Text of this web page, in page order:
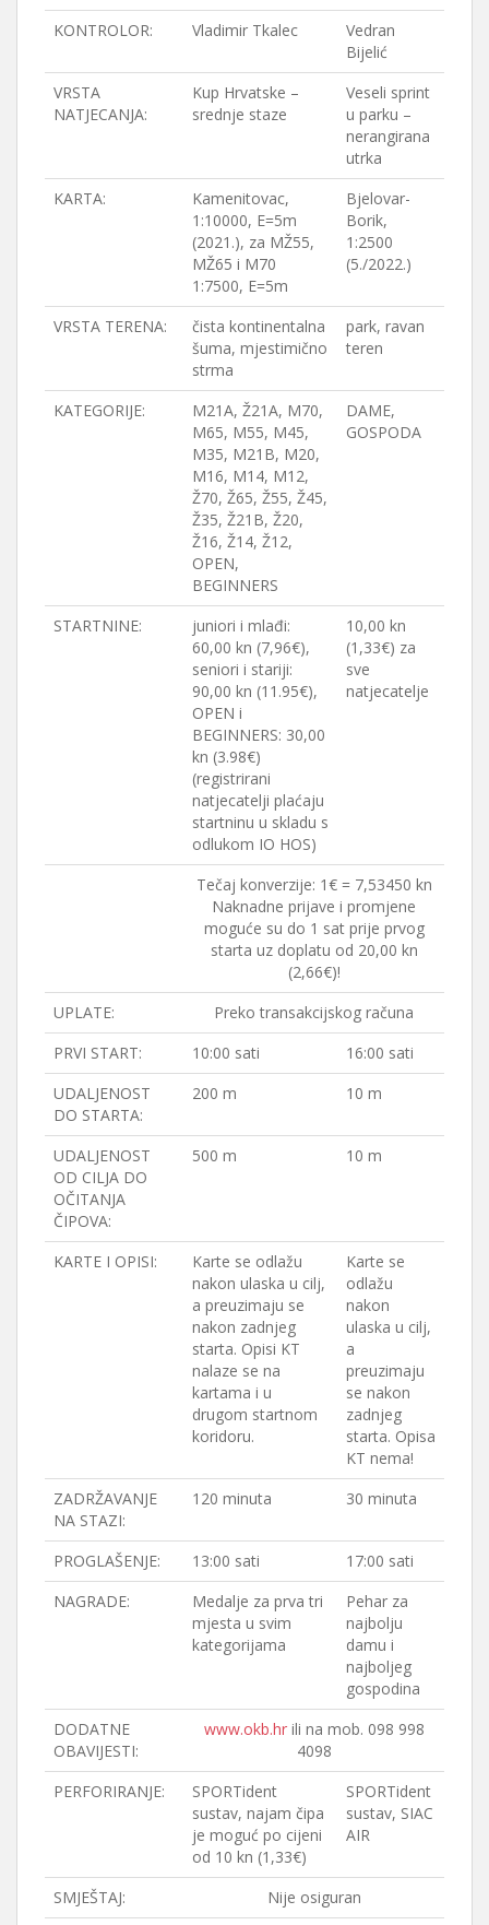
KONTROLOR: Vladimir Tkalec
Vedran
Bijelić
VRSTA
NATJECANJA:
Kup Hrvatske –
srednje staze
Veseli sprint
u parku –
nerangirana
utrka
KARTA:
Kamenitovac,
1:10000, E=5m
(2021.), za MŽ55,
MŽ65 i M70
1:7500, E=5m
Bjelovar-
Borik,
1:2500
(5./2022.)
VRSTA TERENA:
čista kontinentalna
šuma, mjestimično
strma
park, ravan
teren
KATEGORIJE:
M21A, Ž21A, M70,
M65, M55, M45,
M35, M21B, M20,
M16, M14, M12,
Ž70, Ž65, Ž55, Ž45,
Ž35, Ž21B, Ž20,
Ž16, Ž14, Ž12,
OPEN,
BEGINNERS
DAME,
GOSPODA
STARTNINE:
juniori i mlađi:
60,00 kn (7,96€),
seniori i stariji:
90,00 kn (11.95€),
OPEN i
BEGINNERS: 30,00
kn (3.98€)
(registrirani
natjecatelji plaćaju
startninu u skladu s
odlukom IO HOS)
10,00 kn
(1,33€) za
sve
natjecatelje
Tečaj konverzije: 1€ = 7,53450 kn
Naknadne prijave i promjene
moguće su do 1 sat prije prvog
starta uz doplatu od 20,00 kn
(2,66€)!
UPLATE:
Preko transakcijskog računa
PRVI START:
10:00 sati
16:00 sati
UDALJENOST
DO STARTA:
200 m 10 m
UDALJENOST
OD CILJA DO
OČITANJA
ČIPOVA:
500 m 10 m
KARTE I OPISI:
Karte se odlažu
nakon ulaska u cilj,
a preuzimaju se
nakon zadnjeg
starta. Opisi KT
nalaze se na
kartama i u
drugom startnom
koridoru.
Karte se
odlažu
nakon
ulaska u cilj,
a
preuzimaju
se nakon
zadnjeg
starta. Opisa
KT nema!
ZADRŽAVANJE
NA STAZI:
120 minuta 30 minuta
PROGLAŠENJE: 13:00 sati
17:00 sati
NAGRADE:
Medalje za prva tri
mjesta u svim
kategorijama
Pehar za
najbolju
damu i
najboljeg
gospodina
DODATNE
OBAVIJESTI:
www.okb.hrili na mob. 098 998
4098
PERFORIRANJE:
SPORTident
sustav, najam čipa
je moguć po cijeni
od 10 kn (1,33€)
SPORTident
sustav, SIAC
AIR
SMJEŠTAJ:
Nije osiguran